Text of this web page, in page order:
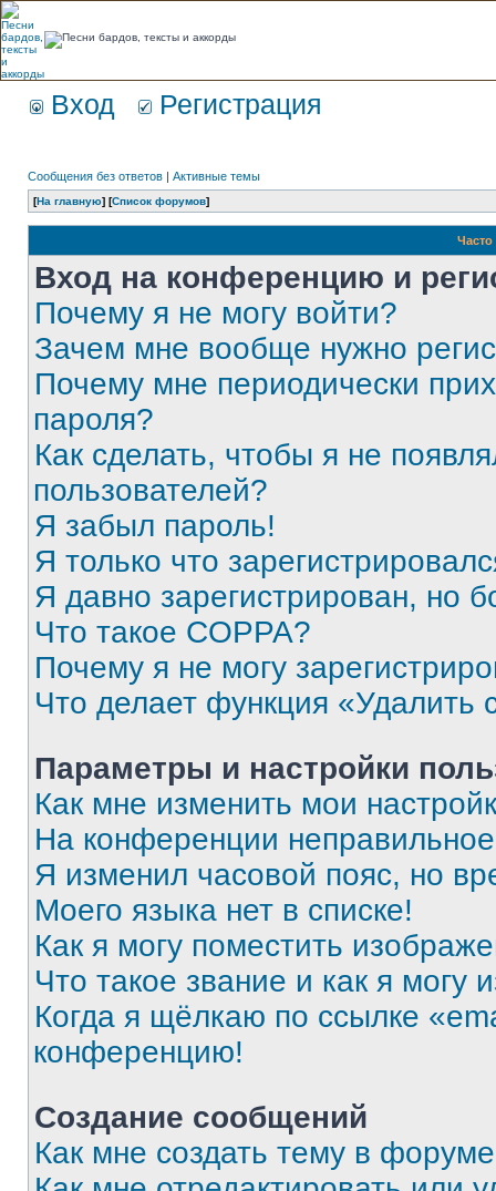
Вход Регистрация
Сообщения без ответов | Активные темы
[На главную] [Список форумов]
Вход на конференцию и
Почему я не могу войти?
Зачем мне вообще нужно
Почему мне периодически
пароля?
Как сделать, чтобы я не
пользователей?
Я забыл пароль!
Я только что
Я давно зарегистрирован, но
Что такое COPPA?
Почему я не могу
Что делает функция «Удалить
Параметры и настройки
Как мне изменить мои
На конференции
Я изменил часовой пояс, но
Моего языка нет в списке!
Как я могу поместить
Что такое звание и как я могу
Когда я щёлкаю по ссылке
конференцию!
Создание сообщений
Как мне создать тему в